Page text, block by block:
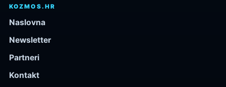
KOZMOS.HR
Naslovna
Newsletter
Partneri
Kontakt